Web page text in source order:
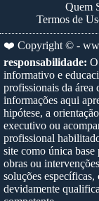
Quem
Termos de
❤️ Copyright © -
responsabilidade:
informativo e
profissionais da área
informações aqui
hipótese, a
executivo ou
profissional
site como única base
obras ou
soluções
devidamente